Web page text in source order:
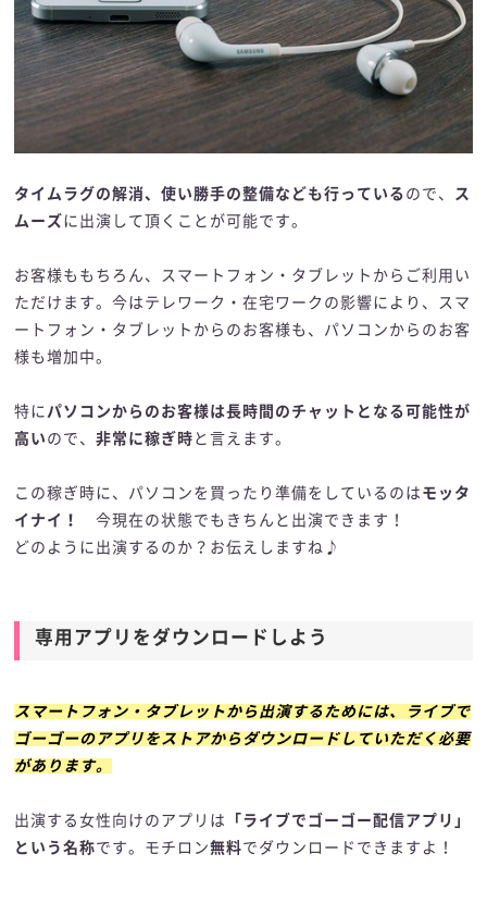
タイムラグの解消、使い勝手の整備なども行っている ので、
ス
ムーズに出演して頂くことが可能です。
お客様ももちろん、スマートフォン・タブレットからご利用い
ただけます。今はテレワーク・在宅ワークの影響により、スマ
ートフォン・タブレットからのお客様も、パソコンからのお客
様も増加中。
特に パソコンからのお客様は長時間のチャットとなる可能性が
高い ので、非常に稼ぎ時 と言えます。
この稼ぎ時に、パソコンを買ったり準備をしているのは モッタ
イナイ！
今現在の状態でもきちんと出演できます！
どのように出演するのか？お伝えしますね♪
専用アプリをダウンロードしよう
スマートフォン・タブレットから出演するためには、ライブで
ゴーゴーのアプリをストアからダウンロードしていただく必要
があります。
出演する女性向けのアプリは
「ライブでゴーゴー配信アプリ」
という名称です。モチロン無料でダウンロードできますよ！